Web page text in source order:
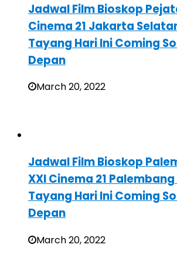
Jadwal Film Bioskop
Cinema 21 Jakarta
Tayang Hari Ini Coming
Depan
March 20, 2022
Jadwal Film Bioskop
XXI Cinema 21
Tayang Hari Ini Coming
Depan
March 20, 2022